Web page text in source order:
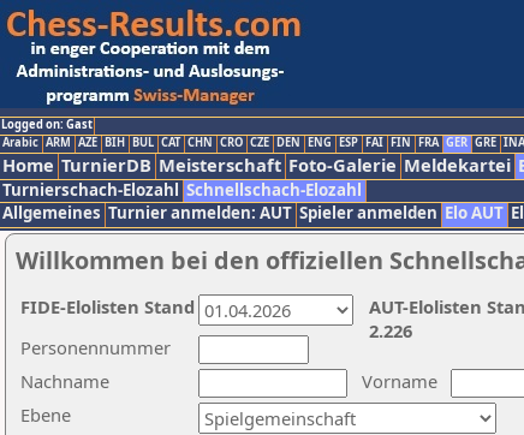
Logged on: Gast
Arabic ARM AZE BIH BUL CAT CHN CRO CZE DEN ENG ESP FAI FIN FRA GER GRE INA
Home TurnierDB Meisterschaft Foto-Galerie Meldekartei
Turnierschach-Elozahl Schnellschach-Elozahl
Allgemeines Turnier anmelden: AUT Spieler anmelden Elo AUT
Willkommen bei den offiziellen
Nachname
Vorname
Ebene
Personennummer
AUT-Elolisten
2.226
FIDE-Elolisten Stand